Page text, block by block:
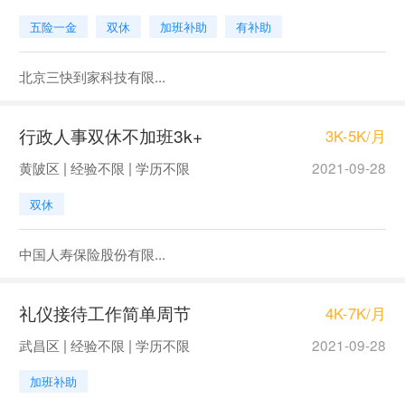
五险一金 双休 加班补助 有补助
北京三快到家科技有限...
行政人事双休不加班3k+ 3K-5K/月
黄陂区 | 经验不限 | 学历不限 2021-09-28
双休
中国人寿保险股份有限...
礼仪接待工作简单周节 4K-7K/月
武昌区 | 经验不限 | 学历不限 2021-09-28
加班补助